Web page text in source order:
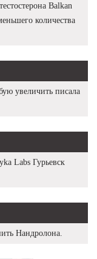
Balkan
количества
увеличить писала
Labs Гурьевск
Нандролона.